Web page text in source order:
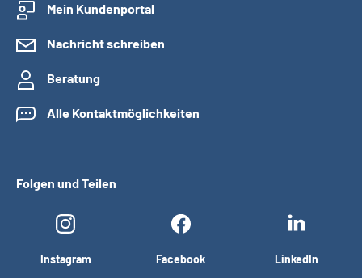
Mein Kundenportal
Nachricht schreiben
Beratung
Alle Kontaktmöglichkeiten
Folgen und Teilen
Instagram Facebook LinkedIn